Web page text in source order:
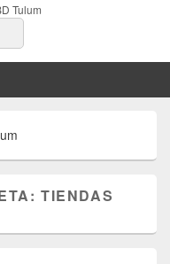
Tulum
TIENDAS